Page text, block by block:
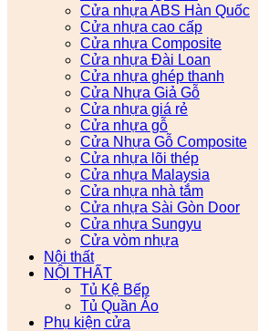
Cửa nhựa ABS Hàn Quốc
Cửa nhựa cao cấp
Cửa nhựa Composite
Cửa nhựa Đài Loan
Cửa nhựa ghép thanh
Cửa Nhựa Giả Gỗ
Cửa nhựa giá rẻ
Cửa nhựa gỗ
Cửa Nhựa Gỗ Composite
Cửa nhựa lõi thép
Cửa nhựa Malaysia
Cửa nhựa nhà tắm
Cửa nhựa Sài Gòn Door
Cửa nhựa Sungyu
Cửa vòm nhựa
Nội thất
NỘI THẤT
Tủ Kệ Bếp
Tủ Quần Áo
Phụ kiện cửa